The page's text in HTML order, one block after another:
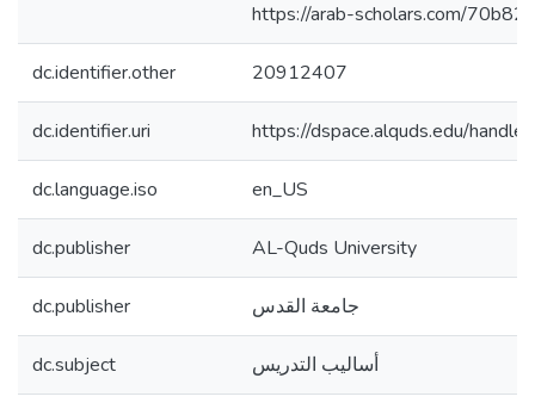
https://arab-scholars.com/
dc.identifier.other 20912407
dc.identifier.uri https://dspace.alquds.edu/
dc.language.iso en_US
dc.publisher AL-Quds University
dc.publisher جامعة القدس
dc.subject أساليب التدريس